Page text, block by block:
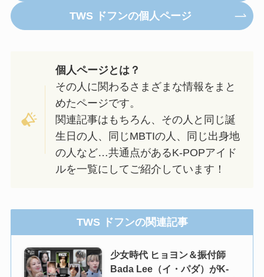
TWS ドフンの個人ページ
個人ページとは？
その人に関わるさまざまな情報をまと
めたページです。
関連記事はもちろん、その人と同じ誕
生日の人、同じMBTIの人、同じ出身地
の人など…共通点があるK-POPアイド
ルを一覧にしてご紹介しています！
TWS ドフンの関連記事
少女時代 ヒョヨン＆振付師
Bada Lee（イ・パダ）がK-